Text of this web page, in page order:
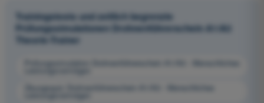
Trainingstests und zeitlich begrenzte
Prüfungssimulationen Drohnenführerschein A1/A3
Theorie-Trainer
Prüfungssimulation Drohnenführerschein A1/A3 - Menschliches
Übungsquiz Drohnenführerschein A1/A3 - Menschliches